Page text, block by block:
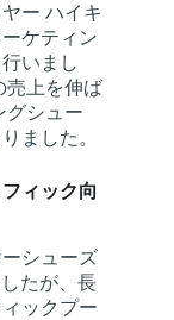
ー ハイキ
ケティン
いまし
売上を伸ば
グシュー
ました。
ィック向
シューズ
たが、長
ックプー